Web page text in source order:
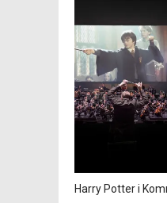
Harry Potter i